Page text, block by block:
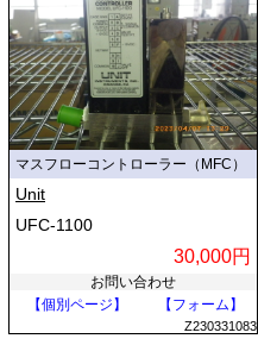
マスフローコントローラー（MFC）
Unit
UFC-1100
30,000円
お問い合わせ
【個別ページ】
【フォーム】
Z230331083